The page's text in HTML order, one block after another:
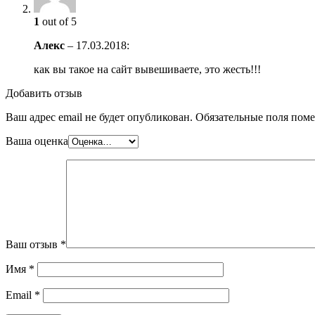
1 out of 5
Алекс – 17.03.2018:
как вы такое на сайт вывешиваете, это жесть!!!
Добавить отзыв
Ваш адрес email не будет опубликован. Обязательные поля
Ваша оценка
Ваш отзыв *
Имя *
Email *